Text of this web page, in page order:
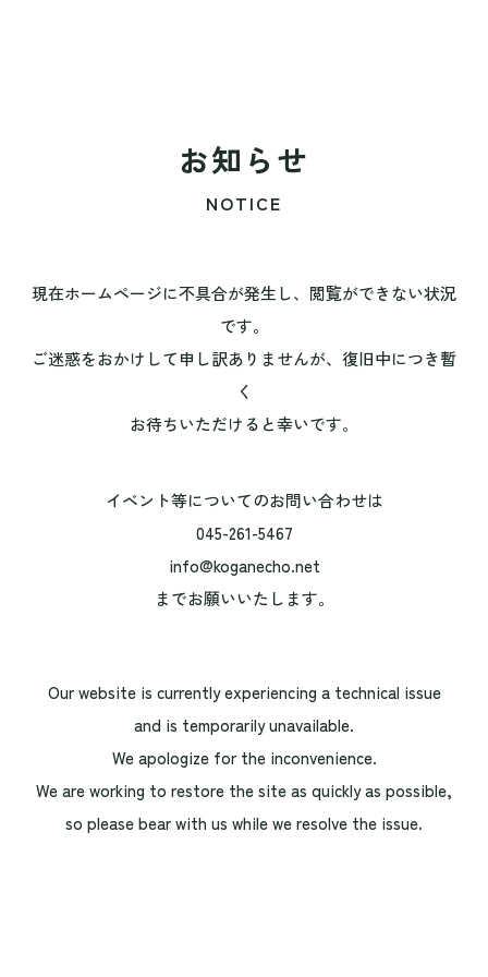
お知らせ
NOTICE
現在ホームページに不具合が発生し、閲覧ができない状況
です。
ご迷惑をおかけして申し訳ありませんが、復旧中につき暫
く
お待ちいただけると幸いです。
イベント等についてのお問い合わせは
045-261-5467
info@koganecho.net
までお願いいたします。
Our website is currently experiencing a technical issue
and is temporarily unavailable.
We apologize for the inconvenience.
We are working to restore the site as quickly as possible,
so please bear with us while we resolve the issue.